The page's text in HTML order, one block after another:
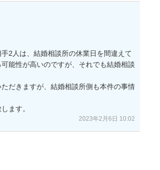
2人は、結婚相談所の休業日を間違えて
能性が高いのですが、それでも結婚相談
だきますが、結婚相談所側も本件の事情
ます。
2023年2月6日 10:02